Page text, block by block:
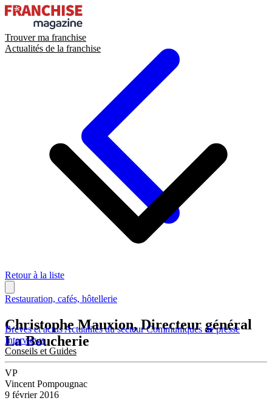
Trouver ma franchise
Actualités de la franchise
Brèves et actusActualités du secteurCommuniqués de presse
Interviews
Conseils et Guides
Retour à la liste
Restauration, cafés, hôtellerie
Christophe Mauxion, Directeur général
La Boucherie
VP
Vincent Pompougnac
9 février 2016